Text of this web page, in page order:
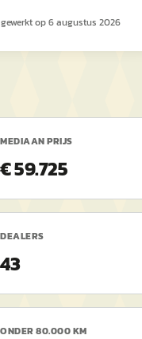
op6 augustus 2026
MEDIAAN PRIJS
€ 59.725
DEALERS
43
ONDER 80.000 KM